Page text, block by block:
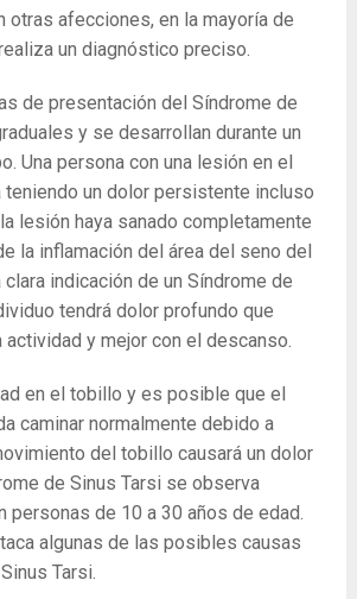
otras afecciones, en la mayoría de
un diagnóstico preciso.
de presentación del Síndrome de
y se desarrollan durante un
Una persona con una lesión en el
teniendo un dolor persistente incluso
lesión haya sanado completamente
la inflamación del área del seno del
indicación de un Síndrome de
tendrá dolor profundo que
actividad y mejor con el descanso.
en el tobillo y es posible que el
caminar normalmente debido a
del tobillo causará un dolor
de Sinus Tarsi se observa
personas de 10 a 30 años de edad.
algunas de las posibles causas
Tarsi.